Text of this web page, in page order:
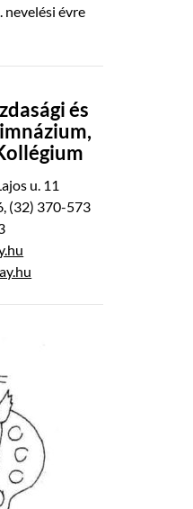
évre
és
u. 11
(32) 370-573